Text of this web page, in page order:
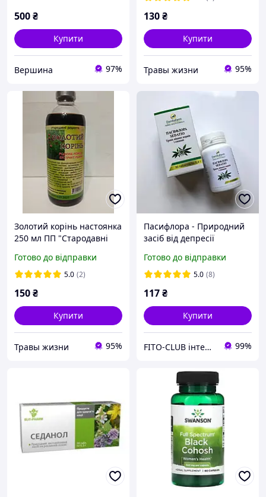
500₴
Купити
Вершина 97%
130₴
Купити
Травы жизни 95%
Золотий корінь настоянка
250 мл ПП "Стародавні
Готово до відправки
5.0 (2)
150₴
Купити
Травы жизни 95%
Пасифлора - Природний
засіб від депресії
90таб.пасифлора
Готово до відправки
5.0 (8)
117₴
Купити
FITO-CLUB інтернет-магазин 99%